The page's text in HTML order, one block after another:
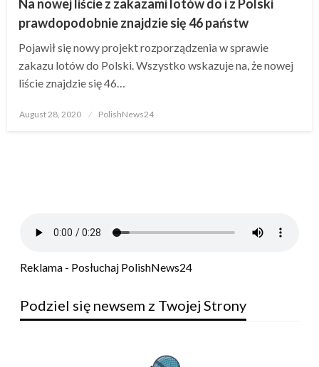
Na nowej liście z zakazami lotów do i z Polski
prawdopodobnie znajdzie się 46 państw
Pojawił się nowy projekt rozporządzenia w sprawie
zakazu lotów do Polski. Wszystko wskazuje na, że nowej
liście znajdzie się 46…
Posted
August 28, 2020 PolishNews24
Reklama - Posłuchaj PolishNews24
Podziel się newsem z Twojej Strony